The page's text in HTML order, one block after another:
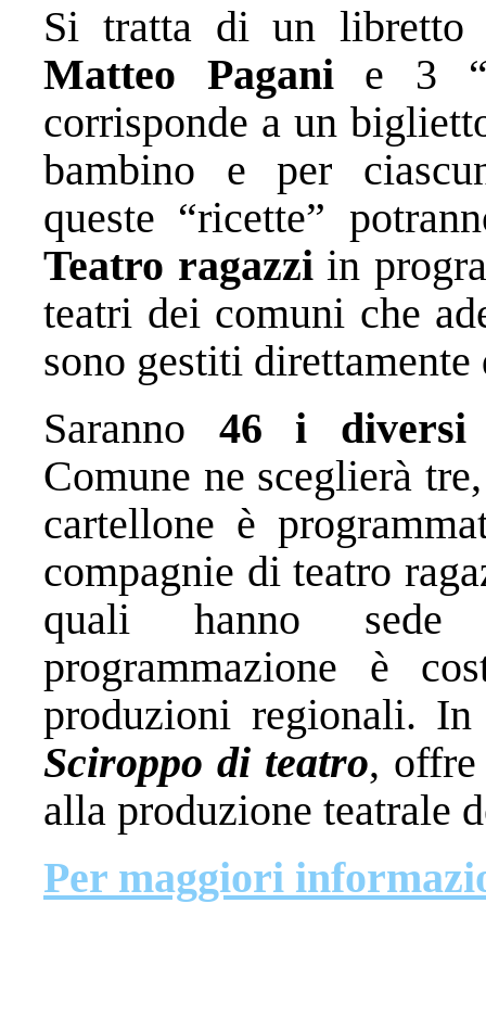
Si tratta di un libretto
Matteo Paganie 3
corrisponde a un
bambino e per
queste “ricette”
Teatro ragazziin
teatri dei comuni che
sono gestiti direttamente
Saranno 46 i diversi
Comune ne sceglierà
cartellone è
compagnie di teatro
quali hanno sede
programmazione è
produzioni regionali. In
Sciroppo di teatro, offre
alla produzione teatrale
Per maggiori